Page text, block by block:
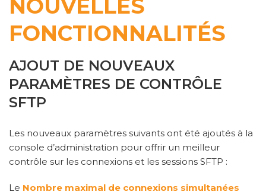
NOUVELLES
FONCTIONNALITÉS
AJOUT DE NOUVEAUX
PARAMÈTRES DE CONTRÔLE
SFTP
Les nouveaux paramètres suivants ont été ajoutés à la
console d’administration pour offrir un meilleur
contrôle sur les connexions et les sessions SFTP :
Le Nombre maximal de connexions simultanées